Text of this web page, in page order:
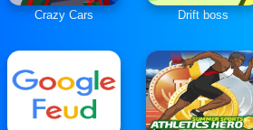
Crazy Cars Drift boss